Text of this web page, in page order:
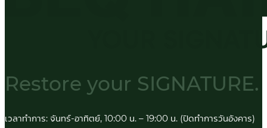
Restore your SIGNATURE.
เวลาทำการ: จันทร์-อาทิตย์, 10:00 น. – 19:00 น. (ปิดทำการวันอังคาร)